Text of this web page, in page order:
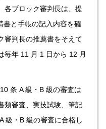
各ブロック審判長は、提
書と手帳の記入内容を確
審判長の推薦書をそえて
毎年 11 月 1 日から 12 月
条 A 級・B 級の審査は
類審査、実技試験、筆記
A 級・B 級の審査に合格し